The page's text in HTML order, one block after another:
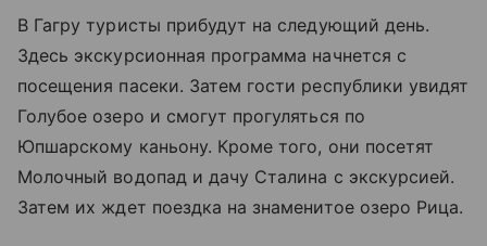
В Гагру туристы прибудут на следующий день.
Здесь экскурсионная программа начнется с
посещения пасеки. Затем гости республики увидят
Голубое озеро и смогут прогуляться по
Юпшарскому каньону. Кроме того, они посетят
Молочный водопад и дачу Сталина с экскурсией.
Затем их ждет поездка на знаменитое озеро Рица.